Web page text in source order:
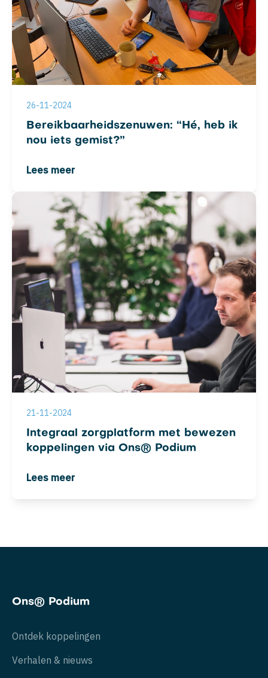
26-11-2024
Bereikbaarheidszenuwen: “Hé, heb ik
nou iets gemist?”
Lees meer
21-11-2024
Integraal zorgplatform met bewezen
koppelingen via Ons® Podium
Lees meer
Ons® Podium
Ontdek koppelingen
Verhalen & nieuws